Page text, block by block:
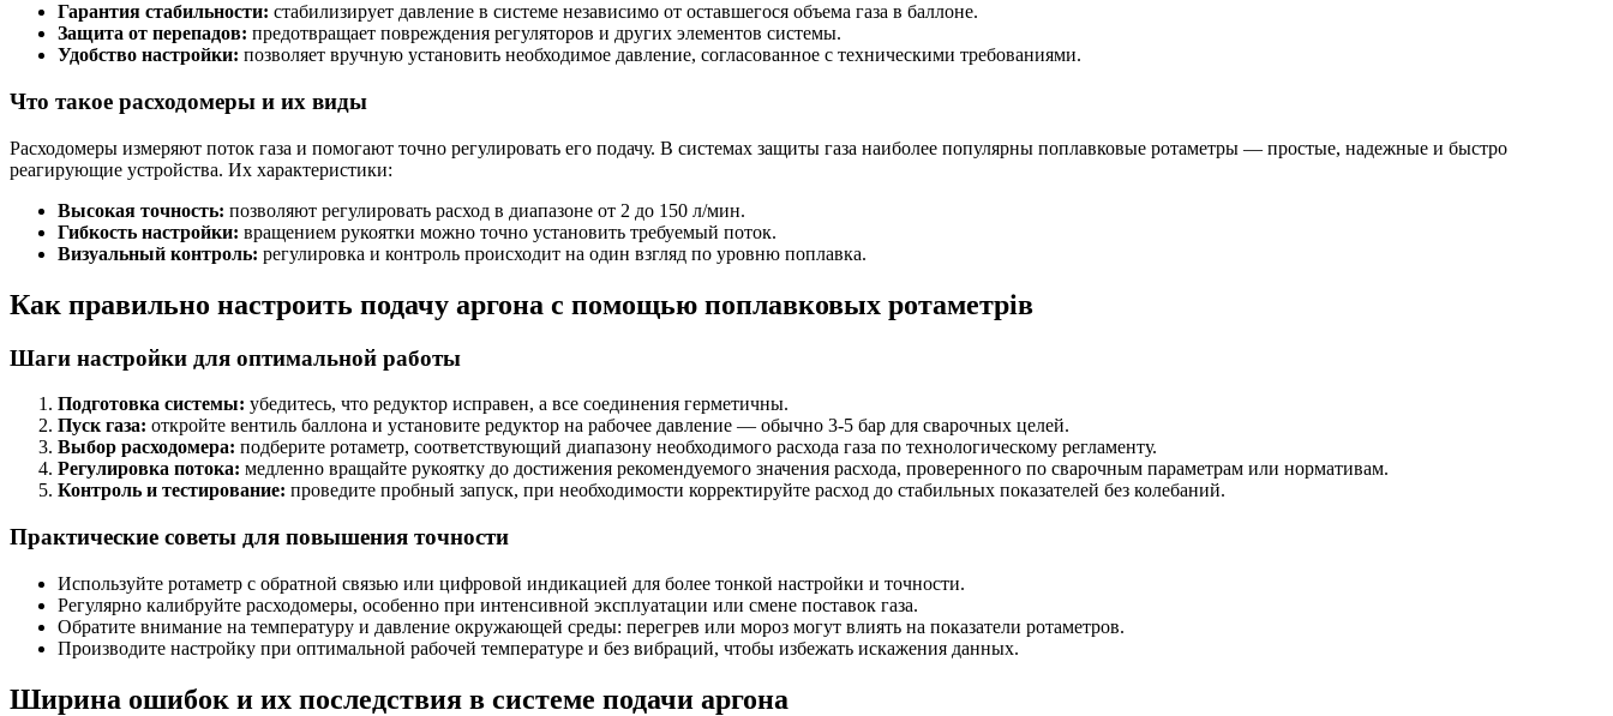
Гарантия стабильности: стабилизирует давление в системе независимо от оставшегося объема газа в баллоне.
Защита от перепадов: предотвращает повреждения регуляторов и других элементов системы.
Удобство настройки: позволяет вручную установить необходимое давление, согласованное с техническими требованиями.
Что такое расходомеры и их виды
Расходомеры измеряют поток газа и помогают точно регулировать его подачу. В системах защиты газа наиболее популярны поплавковые ротаметры — простые, надежные и быстро
реагирующие устройства. Их характеристики:
Высокая точность: позволяют регулировать расход в диапазоне от 2 до 150 л/мин.
Гибкость настройки: вращением рукоятки можно точно установить требуемый поток.
Визуальный контроль: регулировка и контроль происходит на один взгляд по уровню поплавка.
Как правильно настроить подачу аргона с помощью поплавковых ротаметрів
Шаги настройки для оптимальной работы
Подготовка системы: убедитесь, что редуктор исправен, а все соединения герметичны.
Пуск газа: откройте вентиль баллона и установите редуктор на рабочее давление — обычно 3-5 бар для сварочных целей.
Выбор расходомера: подберите ротаметр, соответствующий диапазону необходимого расхода газа по технологическому регламенту.
Регулировка потока: медленно вращайте рукоятку до достижения рекомендуемого значения расхода, проверенного по сварочным параметрам или нормативам.
Контроль и тестирование: проведите пробный запуск, при необходимости корректируйте расход до стабильных показателей без колебаний.
Практические советы для повышения точности
Используйте ротаметр с обратной связью или цифровой индикацией для более тонкой настройки и точности.
Регулярно калибруйте расходомеры, особенно при интенсивной эксплуатации или смене поставок газа.
Обратите внимание на температуру и давление окружающей среды: перегрев или мороз могут влиять на показатели ротаметров.
Производите настройку при оптимальной рабочей температуре и без вибраций, чтобы избежать искажения данных.
Ширина ошибок и их последствия в системе подачи аргона